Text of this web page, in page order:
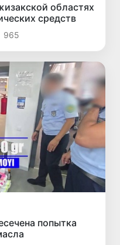
областях
средств
965
попытка